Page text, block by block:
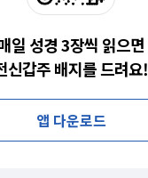
일 성경 3장씩 읽으면
신갑주 배지를 드려요!
앱 다운로드